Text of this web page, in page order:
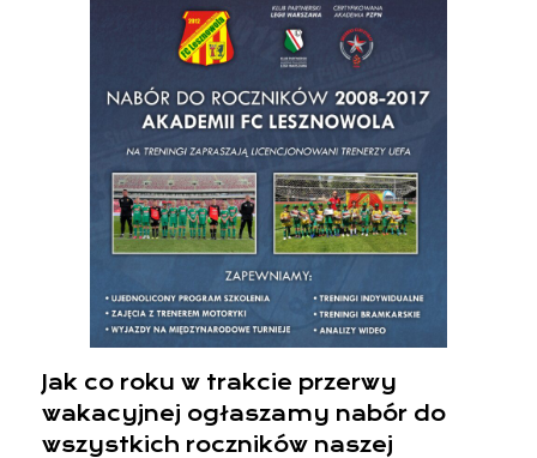
Jak co roku w trakcie przerwy
wakacyjnej ogłaszamy nabór do
wszystkich roczników naszej